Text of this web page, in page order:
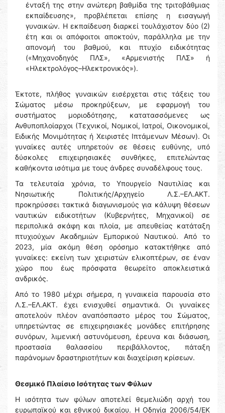
ένταξή της στην ανώτερη βαθμίδα της τριτοβάθμιας
εκπαίδευσης», προβλέπεται επίσης η εισαγωγή
γυναικών. Η εκπαίδευση διαρκεί τουλάχιστον δύο (2)
έτη και οι απόφοιτοι αποκτούν, παράλληλα με την
απονομή του βαθμού, και πτυχίο ειδικότητας
(«Μηχανοδηγός ΠΛΣ», «Αρμενιστής ΠΛΣ» ή
«Ηλεκτρολόγος–Ηλεκτρονικός»).
Έκτοτε, πλήθος γυναικών εισέρχεται στις τάξεις του
Σώματος μέσω προκηρύξεων, με εφαρμογή του
συστήματος μοριοδότησης, κατατασσόμενες ως
Ανθυποπλοίαρχοι (Τεχνικοί, Νομικοί, Ιατροί, Οικονομικοί,
Ειδικής Μονιμότητας ή Χειριστές Ιπτάμενων Μέσων). Οι
γυναίκες αυτές υπηρετούν σε θέσεις ευθύνης, υπό
δύσκολες επιχειρησιακές συνθήκες, επιτελώντας
καθήκοντα ισότιμα με τους άνδρες συναδέλφους τους.
Τα τελευταία χρόνια, το Υπουργείο Ναυτιλίας και
Νησιωτικής Πολιτικής/Αρχηγείο Λ.Σ.–ΕΛ.ΑΚΤ.
προκηρύσσει τακτικά διαγωνισμούς για κάλυψη θέσεων
ναυτικών ειδικοτήτων (Κυβερνήτες, Μηχανικοί) σε
περιπολικά σκάφη και πλοία, με απευθείας κατάταξη
πτυχιούχων Ακαδημιών Εμπορικού Ναυτικού. Από το
2023, μία ακόμη θέση ορόσημο κατακτήθηκε από
γυναίκες: εκείνη των χειριστών ελικοπτέρων, σε έναν
χώρο που έως πρόσφατα θεωρείτο αποκλειστικά
ανδρικός.
Από το 1980 μέχρι σήμερα, η γυναικεία παρουσία στο
Λ.Σ.–ΕΛ.ΑΚΤ. έχει ενισχυθεί σημαντικά. Οι γυναίκες
αποτελούν πλέον αναπόσπαστο μέρος του Σώματος,
υπηρετώντας σε επιχειρησιακές μονάδες επιτήρησης
συνόρων, λιμενική αστυνόμευση, έρευνα και διάσωση,
προστασία θαλασσίου περιβάλλοντος, πάταξη
παράνομων δραστηριοτήτων και διαχείριση κρίσεων.
Θεσμικό Πλαίσιο Ισότητας των Φύλων
Η ισότητα των φύλων αποτελεί θεμελιώδη αρχή του
ευρωπαϊκού και εθνικού δικαίου. Η Οδηγία 2006/54/ΕΚ